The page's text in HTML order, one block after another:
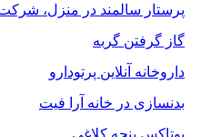
پرستار سالمند در منزل،
گاز گرفتن گربه
داروخانه آنلاین پرتودارو
بدنسازی در خانه آرا فیت
بوتاکس پنجه کلاغی